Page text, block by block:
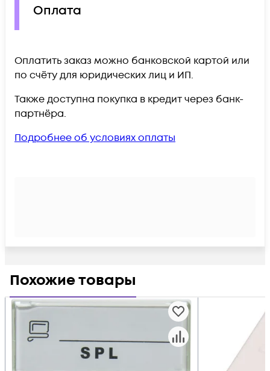
Оплата
Оплатить заказ можно банковской картой или
по счёту для юридических лиц и ИП.
Также доступна покупка в кредит через банк-
партнёра.
Подробнее об условиях оплаты
Похожие товары